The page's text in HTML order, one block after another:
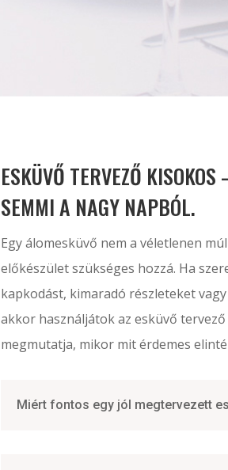
ESKÜVŐ TERVEZŐ
SEMMI A NAGY NAPBÓL.
Egy álomesküvő nem a véletlenen
előkészület szükséges hozzá. Ha
kapkodást, kimaradó részleteket
akkor használjátok az esküvő
megmutatja, mikor mit érdemes
Miért fontos egy jól megtervezett